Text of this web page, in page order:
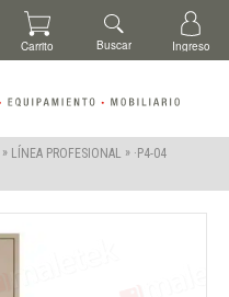
» LÍNEA PROFESIONAL » ·P4-04
Carrito Buscar Ingreso